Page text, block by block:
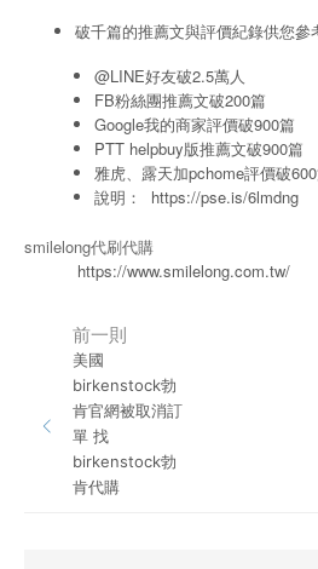
破千篇的推薦文與評價紀錄供您參
@LINE好友破2.5萬人
FB粉絲團推薦文破200篇
Google我的商家評價破900篇
PTT helpbuy版推薦文破900篇
雅虎、露天加pchome評價破
說明： https://pse.is/6lmdng
smilelong代刷代購
https://www.smilelong.com.tw/
前一則
美國
birkenstock勃
肯官網被取消訂
單 找
birkenstock勃
肯代購